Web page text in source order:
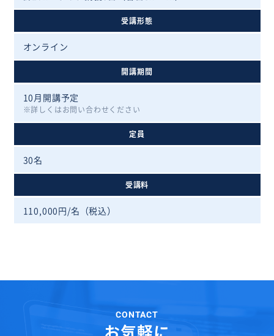
受講形態
オンライン
開講期間
10月開講予定
詳しくはお問い合わせください
定員
30名
受講料
110,000円/名（税込）
CONTACT